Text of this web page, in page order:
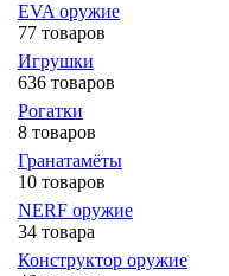
EVA оружие
77 товаров
Игрушки
636 товаров
Рогатки
8 товаров
Гранатамёты
10 товаров
NERF оружие
34 товара
Конструктор оружие